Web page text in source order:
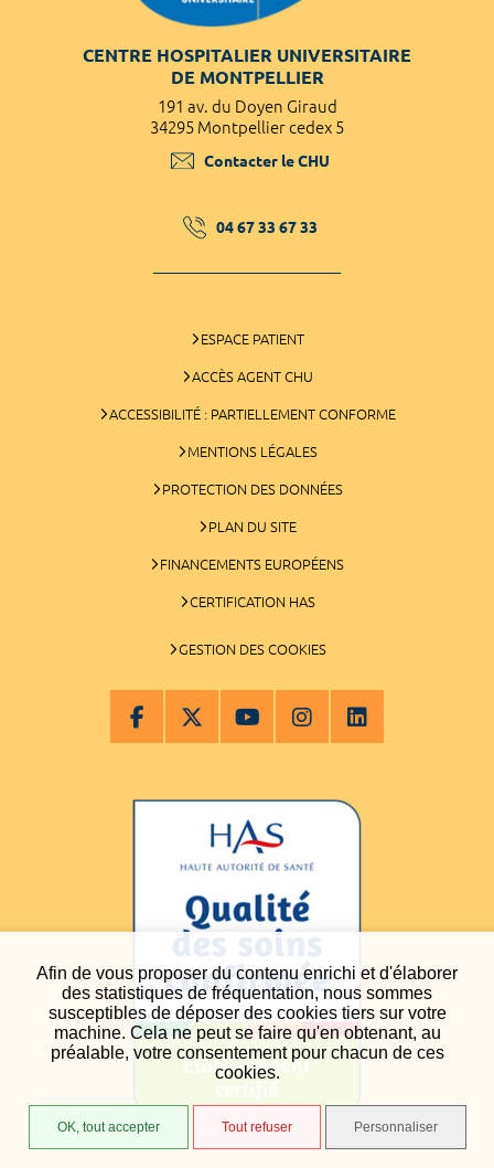
Afin de vous proposer du contenu enrichi et d'élaborer
des statistiques de fréquentation, nous sommes
susceptibles de déposer des cookies tiers sur votre
machine. Cela ne peut se faire qu'en obtenant, au
préalable, votre consentement pour chacun de ces
cookies.
OK, tout accepter Tout refuser Personnaliser
CENTRE HOSPITALIER UNIVERSITAIRE
DE MONTPELLIER
191 av. du Doyen Giraud
34295 Montpellier cedex 5
Contacter le CHU
04 67 33 67 33
ESPACE PATIENT
ACCÈS AGENT CHU
ACCESSIBILITÉ : PARTIELLEMENT CONFORME
MENTIONS LÉGALES
PROTECTION DES DONNÉES
PLAN DU SITE
FINANCEMENTS EUROPÉENS
CERTIFICATION HAS
GESTION DES COOKIES